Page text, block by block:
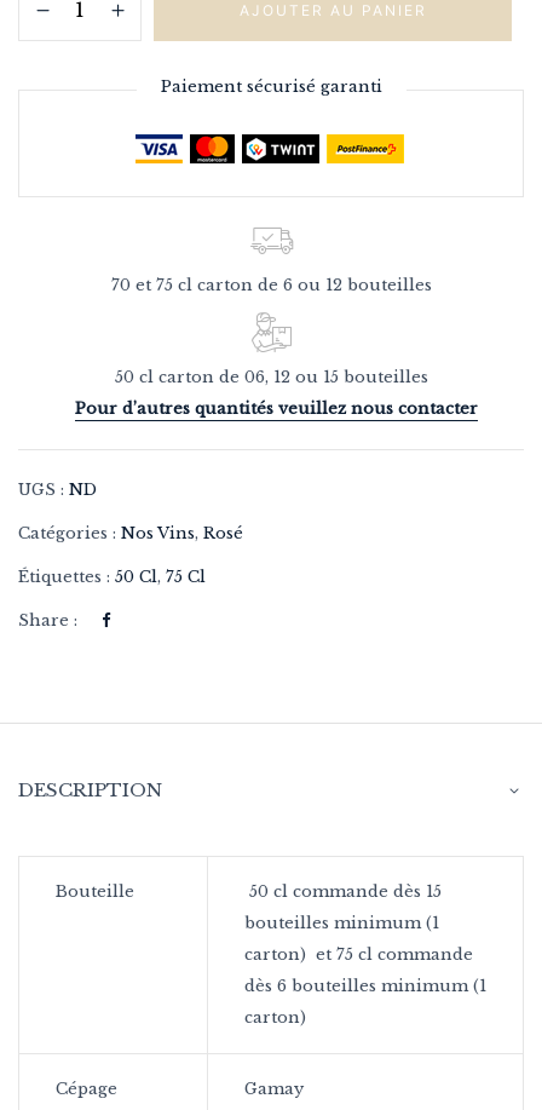
AJOUTER AU PANIER
Paiement sécurisé garanti
70 et 75 cl carton de 6 ou 12 bouteilles
50 cl carton de 06, 12 ou 15 bouteilles
Pour d’autres quantités veuillez nous contacter
UGS : ND
Catégories : Nos Vins, Rosé
Étiquettes : 50 Cl, 75 Cl
Share :
DESCRIPTION
Bouteille
50 cl commande dès 15
bouteilles minimum (1
carton) et 75 cl commande
dès 6 bouteilles minimum (1
carton)
Cépage Gamay